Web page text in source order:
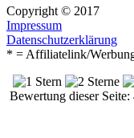
Copyright © 2017
Impressum
Datenschutzerklärung
* = Affiliatelink/
Bewertung dieser